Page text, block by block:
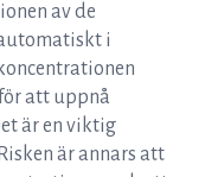
av de
i
att uppnå
är en viktig
är annars att